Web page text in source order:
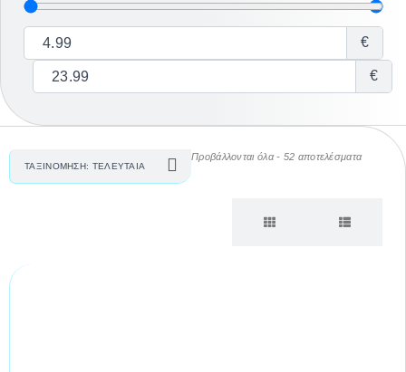
€
€
Προβάλλονται όλα - 52 αποτελέσματα